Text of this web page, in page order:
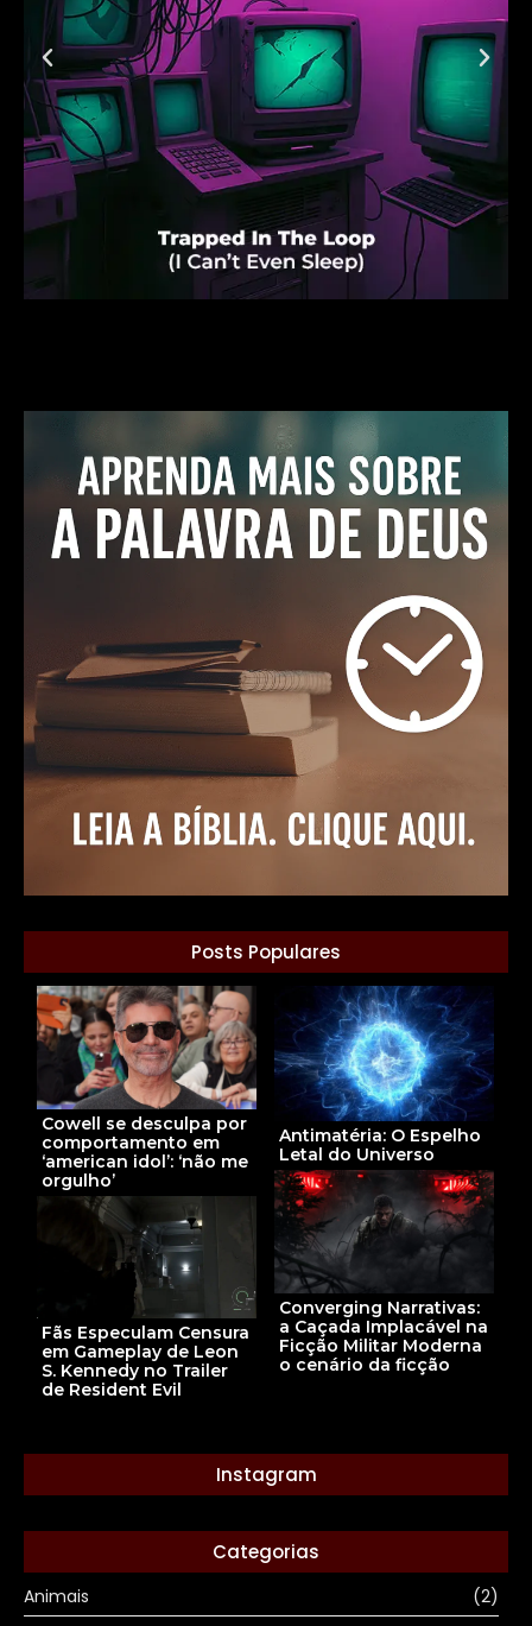
Posts Populares
Cowell se desculpa por
comportamento em
‘american idol’: ‘não me
orgulho’
Antimatéria: O Espelho
Letal do Universo
Converging Narrativas:
a Caçada Implacável na
Ficção Militar Moderna
o cenário da ficção
Fãs Especulam Censura
em Gameplay de Leon
S. Kennedy no Trailer
de Resident Evil
Instagram
Categorias
Animais
(2)